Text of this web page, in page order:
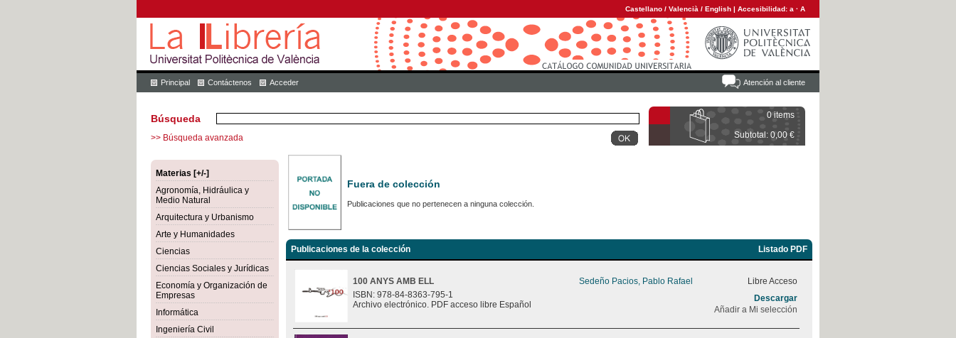
Castellano / Valencià / English | Accesibilidad: a · A
Atención al cliente
Principal Contáctenos Acceder
0 items
Subtotal: 0,00 €
Búsqueda
>> Búsqueda avanzada
Materias [+/-]
Agronomía, Hidráulica y
Medio Natural
Arquitectura y Urbanismo
Arte y Humanidades
Ciencias
Ciencias Sociales y Jurídicas
Economía y Organización de
Empresas
Informática
Ingeniería Civil
Fuera de colección
Publicaciones que no pertenecen a ninguna colección.
Publicaciones de la colección Listado PDF
100 ANYS AMB ELL
ISBN: 978-84-8363-795-1
Archivo electrónico. PDF acceso libre Español
Sedeño Pacios, Pablo Rafael
Libre Acceso
Descargar
Añadir a Mi selección